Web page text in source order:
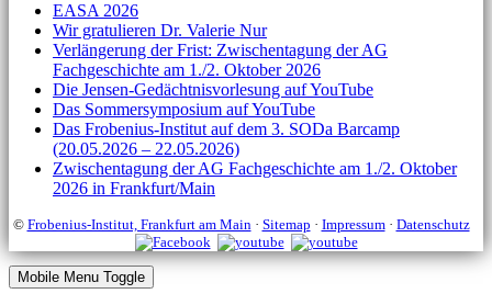
EASA 2026
Wir gratulieren Dr. Valerie Nur
Verlängerung der Frist: Zwischentagung der AG
Fachgeschichte am 1./2. Oktober 2026
Die Jensen-Gedächtnisvorlesung auf YouTube
Das Sommersymposium auf YouTube
Das Frobenius-Institut auf dem 3. SODa Barcamp
(20.05.2026 – 22.05.2026)
Zwischentagung der AG Fachgeschichte am 1./2. Oktober
2026 in Frankfurt/Main
© Frobenius-Institut, Frankfurt am Main· Sitemap · Impressum· Datenschutz
Mobile Menu Toggle